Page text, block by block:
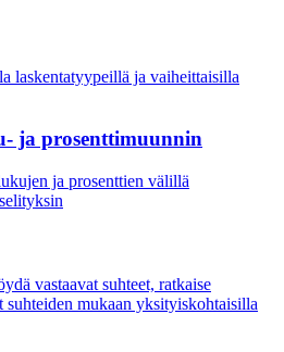
laskentatyypeillä ja vaiheittaisilla
ja prosenttimuunnin
ja prosenttien välillä
vastaavat suhteet, ratkaise
suhteiden mukaan yksityiskohtaisilla